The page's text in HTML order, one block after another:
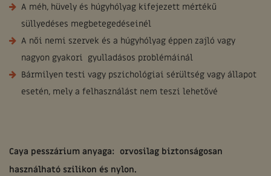
A méh, hüvely és húgyhólyag kifejezett mértékű
süllyedéses megbetegedéseinél
A női nemi szervek és a húgyhólyag éppen zajló vagy
nagyon gyakori gyulladásos problémáinál
Bármilyen testi vagy pszichológiai sérültség vagy állapot
esetén, mely a felhasználást nem teszi lehetővé
Caya pesszárium anyaga: orvosilag biztonságosan
használható szilikon és nylon.